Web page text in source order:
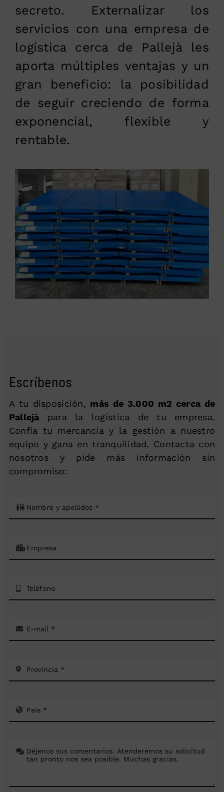
secreto. Externalizar los
servicios con una empresa de
logística cerca de Pallejà les
aporta múltiples ventajas y un
gran beneficio: la posibilidad
de seguir creciendo de forma
exponencial, flexible y
rentable.
Escríbenos
A tu disposición, más de 3.000 m2 cerca de
Pallejà para la logística de tu empresa.
Confía tu mercancía y la gestión a nuestro
equipo y gana en tranquilidad. Contacta con
nosotros y pide más información sin
compromiso: